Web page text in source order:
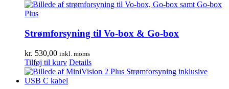
Strømforsyning til Vo-box & Go-box
kr. 530,00 inkl. moms
Tilføj til kurv Details